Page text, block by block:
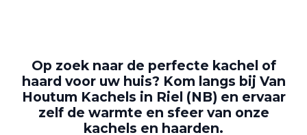
Op zoek naar de perfecte kachel of
haard voor uw huis? Kom langs bij Van
Houtum Kachels in Riel (NB) en ervaar
zelf de warmte en sfeer van onze
kachels en haarden.